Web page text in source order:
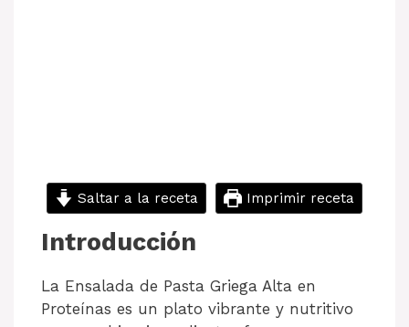
Saltar a la receta Imprimir receta
Introducción
La Ensalada de Pasta Griega Alta en
Proteínas es un plato vibrante y nutritivo